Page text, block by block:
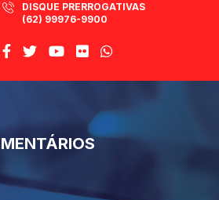
DISQUE PRERROGATIVAS
(62) 99976-9900